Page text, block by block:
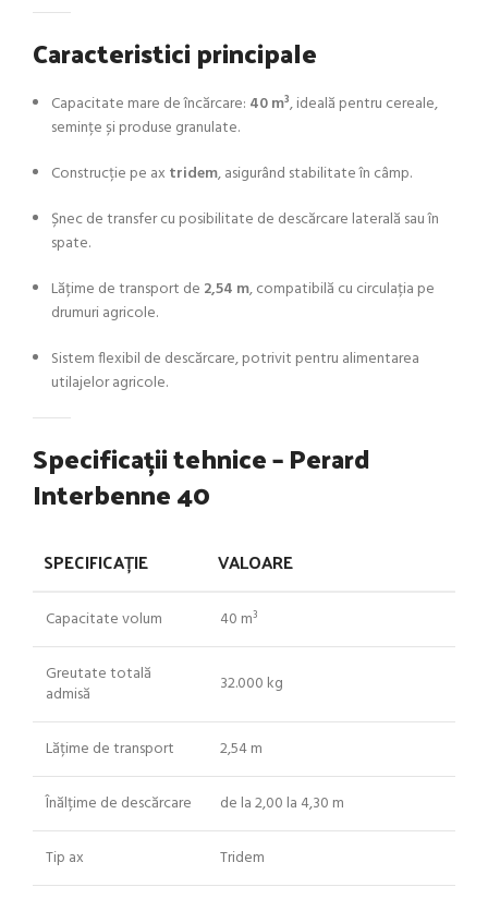
Caracteristici principale
Capacitate mare de încărcare: 40 m³, ideală pentru cereale,
semințe și produse granulate.
Construcție pe ax tridem, asigurând stabilitate în câmp.
Șnec de transfer cu posibilitate de descărcare laterală sau în
spate.
Lățime de transport de 2,54 m, compatibilă cu circulația pe
drumuri agricole.
Sistem flexibil de descărcare, potrivit pentru alimentarea
utilajelor agricole.
Specificații tehnice – Perard
Interbenne 40
SPECIFICAȚIE VALOARE
Capacitate volum 40 m³
Greutate totală
admisă
32.000 kg
Lățime de transport 2,54 m
Înălțime de descărcare de la 2,00 la 4,30 m
Tip ax Tridem